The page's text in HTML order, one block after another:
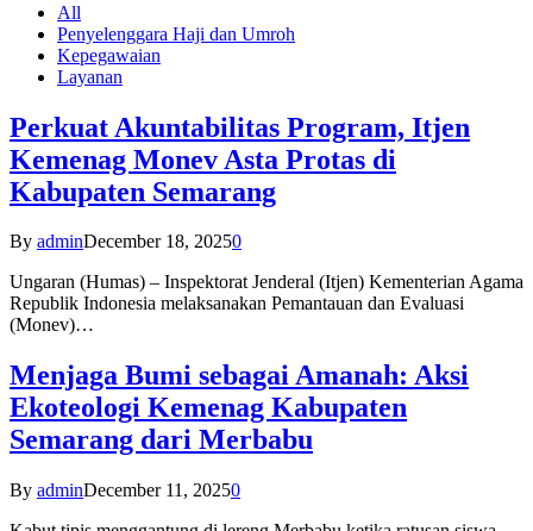
All
Penyelenggara Haji dan Umroh
Kepegawaian
Layanan
Perkuat Akuntabilitas Program, Itjen
Kemenag Monev Asta Protas di
Kabupaten Semarang
By adminDecember 18, 20250
Ungaran (Humas) – Inspektorat Jenderal (Itjen) Kementerian Agama
Republik Indonesia melaksanakan Pemantauan dan Evaluasi
(Monev)…
Menjaga Bumi sebagai Amanah: Aksi
Ekoteologi Kemenag Kabupaten
Semarang dari Merbabu
By adminDecember 11, 20250